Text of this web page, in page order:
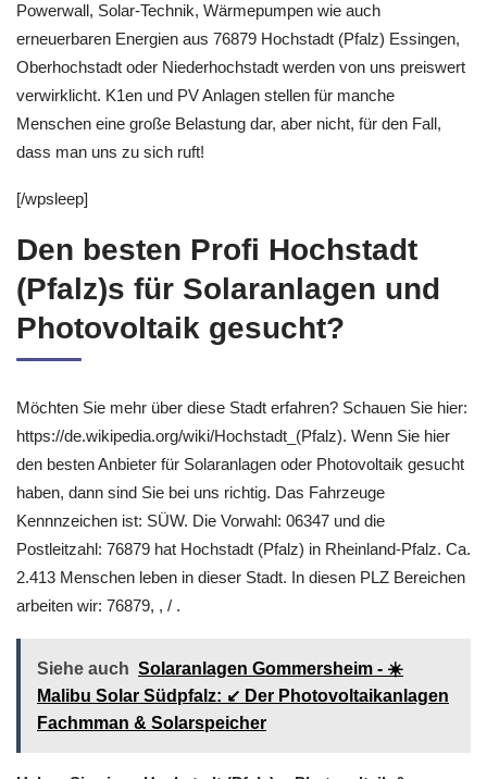
Powerwall, Solar-Technik, Wärmepumpen wie auch
erneuerbaren Energien aus 76879 Hochstadt (Pfalz) Essingen,
Oberhochstadt oder Niederhochstadt werden von uns preiswert
verwirklicht. K1en und PV Anlagen stellen für manche
Menschen eine große Belastung dar, aber nicht, für den Fall,
dass man uns zu sich ruft!
[/wpsleep]
Den besten Profi Hochstadt
(Pfalz)s für Solaranlagen und
Photovoltaik gesucht?
Möchten Sie mehr über diese Stadt erfahren? Schauen Sie hier:
https://de.wikipedia.org/wiki/Hochstadt_(Pfalz). Wenn Sie hier
den besten Anbieter für Solaranlagen oder Photovoltaik gesucht
haben, dann sind Sie bei uns richtig. Das Fahrzeuge
Kennnzeichen ist: SÜW. Die Vorwahl: 06347 und die
Postleitzahl: 76879 hat Hochstadt (Pfalz) in Rheinland-Pfalz. Ca.
2.413 Menschen leben in dieser Stadt. In diesen PLZ Bereichen
arbeiten wir: 76879, , / .
Siehe auch Solaranlagen Gommersheim - ☀️
Malibu Solar Südpfalz: ↙️ Der Photovoltaikanlagen
Fachmman & Solarspeicher